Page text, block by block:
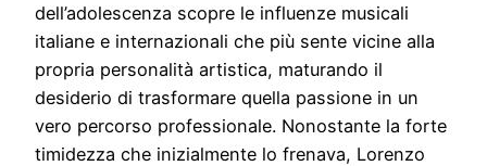
dell’adolescenza scopre le influenze musicali
italiane e internazionali che più sente vicine alla
propria personalità artistica, maturando il
desiderio di trasformare quella passione in un
vero percorso professionale. Nonostante la forte
timidezza che inizialmente lo frenava, Lorenzo